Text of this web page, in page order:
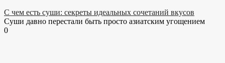
С чем есть суши: секреты идеальных сочетаний вкусов
Суши давно перестали быть просто азиатским угощением
0